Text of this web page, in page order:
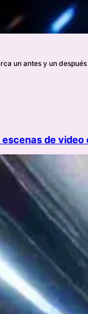
un antes y un
de video